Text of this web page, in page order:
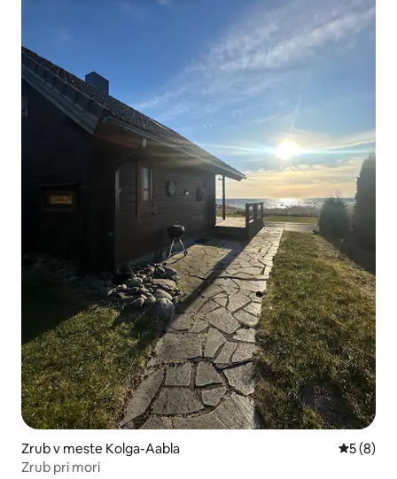
Zrub v meste Kolga-Aabla
5 (8)
Zrub pri mori